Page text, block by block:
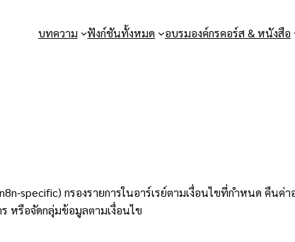
บทความ ฟังก์ชันทั้งหมด อบรมองค์กรคอร์ส & หนังสือ
specific) กรองรายการในอาร์เรย์ตามเงื่อนไขที่กำหนด คืน
หรือจัดกลุ่มข้อมูลตามเงื่อนไข